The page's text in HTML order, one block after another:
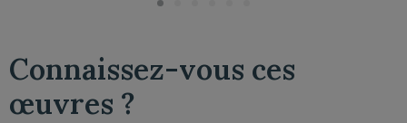
Connaissez-vous ces
œuvres ?